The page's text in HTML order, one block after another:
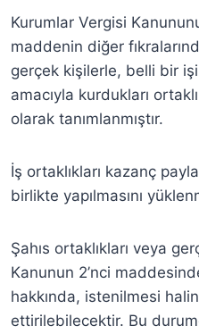
Kurumlar Vergisi
maddenin diğer
gerçek kişilerle, belli bir
amacıyla kurdukları
olarak tanımlanmıştır.
İş ortaklıkları kazanç
birlikte yapılmasını
Şahıs ortaklıkları veya
Kanunun 2’nci
hakkında, istenilmesi
ettirilebilecektir. Bu